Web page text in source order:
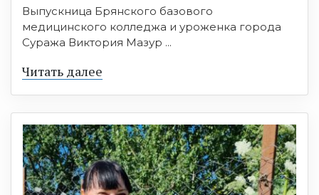
Выпускница Брянского базового
медицинского колледжа и уроженка города
Суража Виктория Мазур ...
Читать далее